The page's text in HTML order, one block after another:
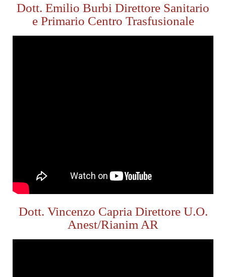
Dott. Emilio Burbi Direttore Sanitario
e Primario Centro Trasfusionale
Dott. Vincenzo Capria Direttore U.O.
Anest/Rianim AR